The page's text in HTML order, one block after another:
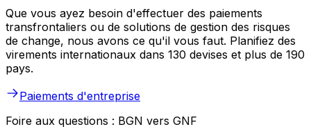
Que vous ayez besoin d'effectuer des paiements
transfrontaliers ou de solutions de gestion des risques
de change, nous avons ce qu'il vous faut. Planifiez des
virements internationaux dans 130 devises et plus de 190
pays.
Paiements d'entreprise
Foire aux questions : BGN vers GNF